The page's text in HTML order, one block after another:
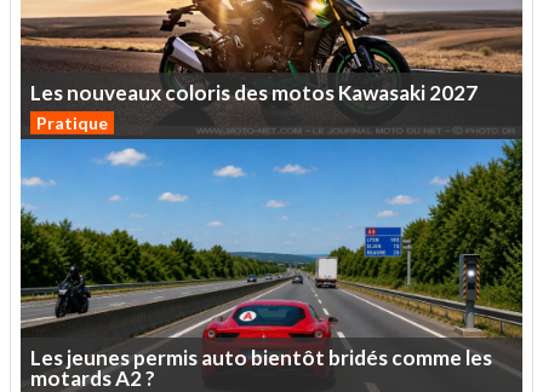
LesnouveauxcolorisdesmotosKawasaki2027
Pratique
Lesjeunespermisautobientôt bridéscommeles
motardsA2?